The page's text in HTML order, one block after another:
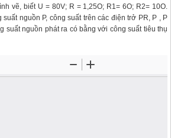
vẽ, biết U = 80V; R = 1,25O; R1= 6O; R2= 10O.
nguồn P, công suất trên các điện trở PR, P , P
suất nguồn phát ra có bằng với công suất tiêu thụ